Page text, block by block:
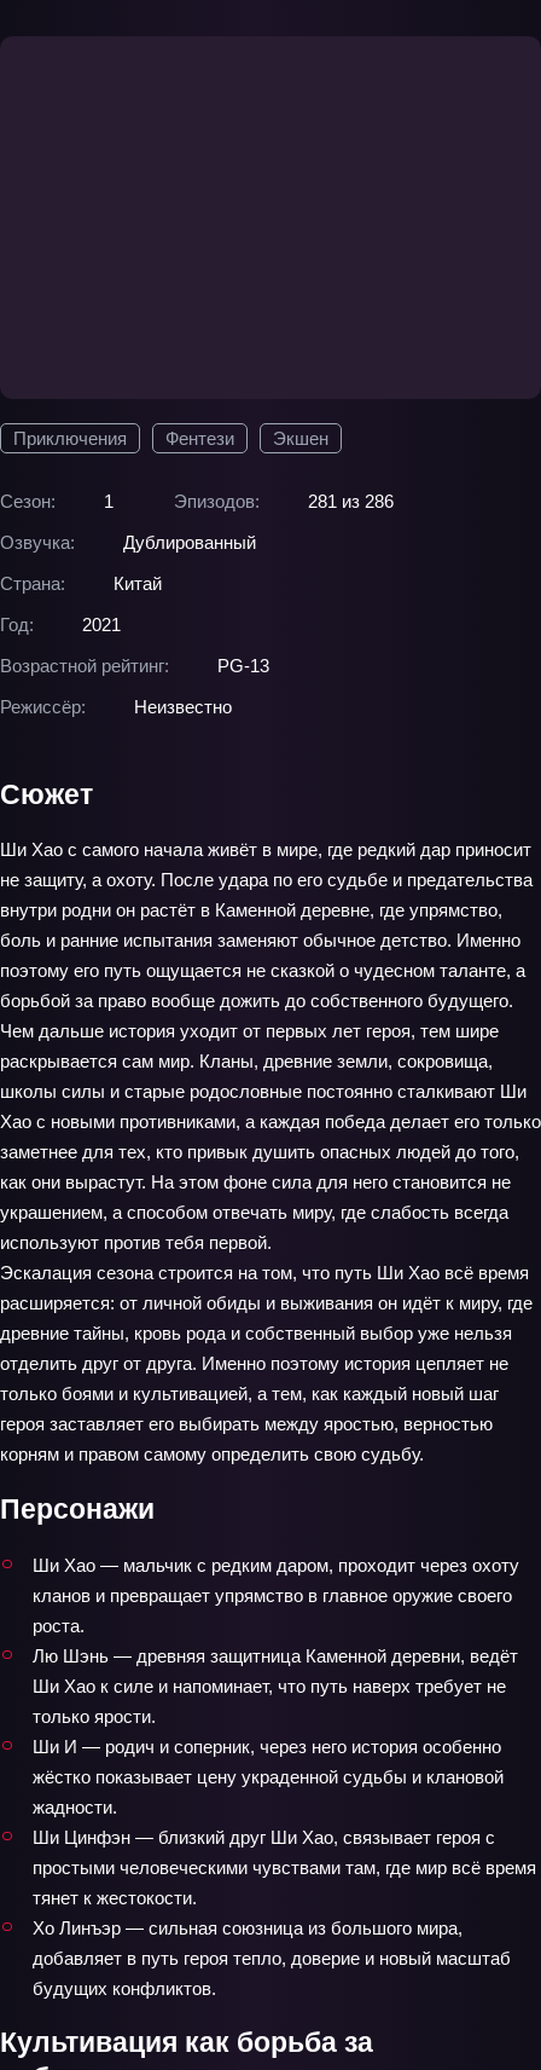
Приключения Фентези Экшен
Сезон: 1 Эпизодов:
281 из 286
Озвучка:
Дублированный
Страна:
Китай
Год:
2021
Возрастной рейтинг:
PG-13
Режиссёр:
Неизвестно
Сюжет
Ши Хао с самого начала живёт в мире, где редкий дар приносит
не защиту, а охоту. После удара по его судьбе и предательства
внутри родни он растёт в Каменной деревне, где упрямство,
боль и ранние испытания заменяют обычное детство. Именно
поэтому его путь ощущается не сказкой о чудесном таланте, а
борьбой за право вообще дожить до собственного будущего.
Чем дальше история уходит от первых лет героя, тем шире
раскрывается сам мир. Кланы, древние земли, сокровища,
школы силы и старые родословные постоянно сталкивают Ши
Хао с новыми противниками, а каждая победа делает его только
заметнее для тех, кто привык душить опасных людей до того,
как они вырастут. На этом фоне сила для него становится не
украшением, а способом отвечать миру, где слабость всегда
используют против тебя первой.
Эскалация сезона строится на том, что путь Ши Хао всё время
расширяется: от личной обиды и выживания он идёт к миру, где
древние тайны, кровь рода и собственный выбор уже нельзя
отделить друг от друга. Именно поэтому история цепляет не
только боями и культивацией, а тем, как каждый новый шаг
героя заставляет его выбирать между яростью, верностью
корням и правом самому определить свою судьбу.
Персонажи
Ши Хао — мальчик с редким даром, проходит через охоту
кланов и превращает упрямство в главное оружие своего
роста.
Лю Шэнь — древняя защитница Каменной деревни, ведёт
Ши Хао к силе и напоминает, что путь наверх требует не
только ярости.
Ши И — родич и соперник, через него история особенно
жёстко показывает цену украденной судьбы и клановой
жадности.
Ши Цинфэн — близкий друг Ши Хао, связывает героя с
простыми человеческими чувствами там, где мир всё время
тянет к жестокости.
Хо Линъэр — сильная союзница из большого мира,
добавляет в путь героя тепло, доверие и новый масштаб
будущих конфликтов.
Культивация как борьба за